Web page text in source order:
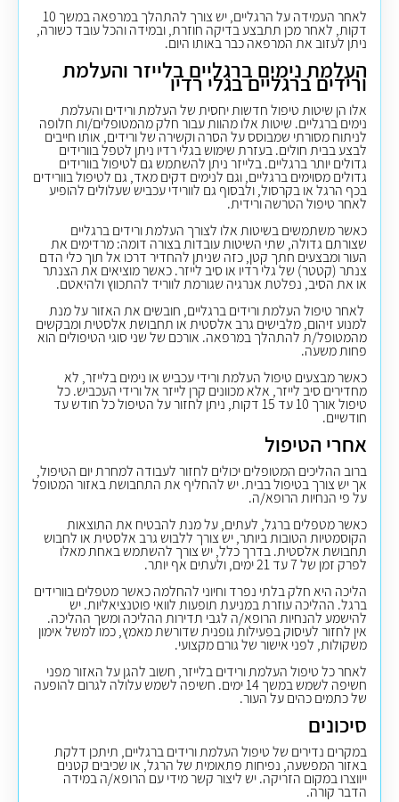
לאחר העמידה על הרגליים, יש צורך להתהלך במרפאה במשך 10
דקות, לאחר מכן תתבצע בדיקה חוזרת, ובמידה והכל עובד כשורה,
ניתן לעזוב את המרפאה כבר באותו היום.
העלמת נימים ברגליים בלייזר והעלמת
ורידים ברגליים בגלי רדיו
אלו הן שיטות טיפול חדשות יחסית של העלמת ורידים והעלמת
נימים ברגליים. שיטות אלו מהוות עבור חלק מהמטופלים/ות חלופה
לניתוח מסורתי שמבוסס על הסרה וקשירה של ורידים, אותו חייבים
לבצע בבית חולים. בעזרת שימוש בגלי רדיו ניתן לטפל בוורידים
גדולים יותר ברגליים. בלייזר ניתן להשתמש גם לטיפול בוורידים
גדולים מסוימים ברגליים, וגם לנימים דקים מאד, גם לטיפול בוורידים
בכף הרגל או בקרסול, ולבסוף גם לוורידי עכביש שעלולים להופיע
לאחר טיפול הטרשה ורידית.
כאשר משתמשים בשיטות אלו לצורך העלמת ורידים ברגליים
שצורתם גדולה, שתי השיטות עובדות בצורה דומה: מרדימים את
העור ומבצעים חתך קטן, כזה שניתן להחדיר דרכו אל תוך כלי הדם
צנתר (קטטר) של גלי רדיו או סיב לייזר. כאשר מוציאים את הצנתר
או את הסיב, נפלטת אנרגיה שגורמת לווריד להתכווץ ולהיאטם.
לאחר טיפול העלמת ורידים ברגליים, חובשים את האזור על מנת
למנוע זיהום, מלבישים גרב אלסטית או תחבושת אלסטית ומבקשים
מהמטופל/ת להתהלך במרפאה. אורכם של שני סוגי הטיפולים הוא
פחות משעה.
כאשר מבצעים טיפול העלמת ורידי עכביש או נימים בלייזר, לא
מחדירים סיב לייזר, אלא מכוונים קרן לייזר אל ורידי העכביש. כל
טיפול אורך 10 עד 15 דקות, ניתן לחזור על הטיפול כל חודש עד
חודשיים.
אחרי הטיפול
ברוב ההליכים המטופלים יכולים לחזור לעבודה למחרת יום הטיפול,
אך יש צורך בטיפול בבית. יש להחליף את התחבושת באזור המטופל
על פי הנחיות הרופא/ה.
כאשר מטפלים ברגל, לעתים, על מנת להבטיח את התוצאות
הקוסמטיות הטובות ביותר, יש צורך ללבוש גרב אלסטית או לחבוש
תחבושת אלסטית. בדרך כלל, יש צורך להשתמש באחת מאלו
לפרק זמן של 7 עד 21 ימים, ולעתים אף יותר.
הליכה היא חלק בלתי נפרד וחיוני להחלמה כאשר מטפלים בוורידים
ברגל. ההליכה עוזרת במניעת תופעות לוואי פוטנציאליות. יש
להישמע להנחיות הרופא/ה לגבי תדירות ההליכה ומשך ההליכה.
אין לחזור לעיסוק בפעילות גופנית שדורשת מאמץ, כמו למשל אימון
משקולות, לפני אישור של גורם מקצועי.
לאחר כל טיפול העלמת ורידים בלייזר, חשוב להגן על האזור מפני
חשיפה לשמש במשך 14 ימים. חשיפה לשמש עלולה לגרום להופעה
של כתמים כהים על העור.
סיכונים ​​​​​​​
במקרים נדירים של טיפול העלמת ורידים ברגליים, תיתכן דלקת
באזור המפשעה, נפיחות פתאומית של הרגל, או שכיבים קטנים
ייווצרו במקום הזריקה. יש ליצור קשר מידי עם הרופא/ה במידה
הדבר קורה.